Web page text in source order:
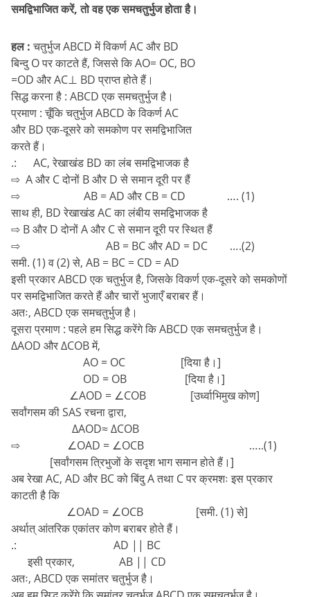
समद्विभाजित करें, तो वह एक समचतुर्भुज होता है।
हल :चतुर्भुज ABCD में विकर्ण AC और BD
बिन्दु O पर काटते हैं, जिससे कि AO= OC, BO
=OD और AC⊥ BD प्राप्त होते हैं।
सिद्ध करना है : ABCD एक समचतुर्भुज है।
प्रमाण : चूँकि चतुर्भुज ABCD के विकर्ण AC
और BD एक-दूसरे को समकोण पर समद्विभाजित
करते हैं।
.: AC, रेखाखंड BD का लंब समद्विभाजक है
⇨ A और C दोनों B और D से समान दूरी पर हैं
⇨ AB = AD और CB = CD …. (1)
साथ ही, BD रेखाखंड AC का लंबीय समद्विभाजक है
⇨ B और D दोनों A और C से समान दूरी पर स्थित हैं
⇨ AB = BC और AD = DC ….(2)
समी. (1) व (2) से, AB = BC = CD = AD
इसी प्रकार ABCD एक चतुर्भुज है, जिसके विकर्ण एक-दूसरे को समकोणों
पर समद्विभाजित करते हैं और चारों भुजाएँ बराबर हैं।
अतः, ABCD एक समचतुर्भुज है।
दूसरा प्रमाण : पहले हम सिद्ध करेंगे कि ABCD एक समचतुर्भुज है।
∆AOD और ∆COB में,
AO = OC [दिया है।]
OD = OB [दिया है।]
∠AOD = ∠COB [उर्ध्वाभिमुख कोण]
सर्वांगसम की SAS रचना द्वारा,
∆AOD≈ ∆COB
⇨ ∠OAD = ∠OCB …..(1)
[सर्वांगसम त्रिभुजों के सदृश भाग समान होते हैं।]
अब रेखा AC, AD और BC को बिंदु A तथा C पर क्रमशः इस प्रकार
काटती है कि
∠OAD = ∠OCB [समी. (1) से]
अर्थात् आंतरिक एकांतर कोण बराबर होते हैं।
.: AD || BC
इसी प्रकार, AB || CD
अतः, ABCD एक समांतर चतुर्भुज है।